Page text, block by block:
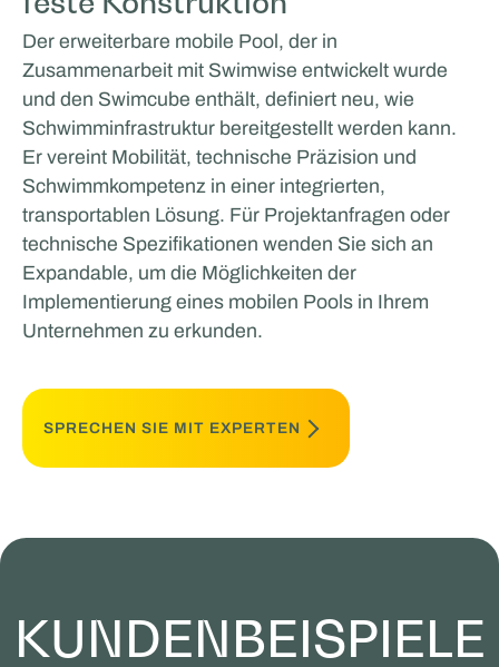
Der erweiterbare mobile Pool, der in
Zusammenarbeit mit Swimwise entwickelt wurde
und den Swimcube enthält, definiert neu, wie
Schwimminfrastruktur bereitgestellt werden kann.
Er vereint Mobilität, technische Präzision und
Schwimmkompetenz in einer integrierten,
transportablen Lösung. Für Projektanfragen oder
technische Spezifikationen wenden Sie sich an
Expandable, um die Möglichkeiten der
Implementierung eines mobilen Pools in Ihrem
Unternehmen zu erkunden.
SPRECHEN SIE MIT EXPERTEN
KUNDENBEISPIELE